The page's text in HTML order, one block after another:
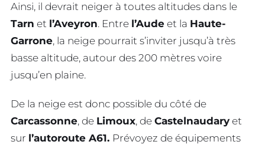
Ainsi, il devrait neiger à toutes altitudes dans le
Tarn et l’Aveyron. Entre l’Aude et la Haute-
Garrone, la neige pourrait s’inviter jusqu’à très
basse altitude, autour des 200 mètres voire
jusqu’en plaine.
De la neige est donc possible du côté de
Carcassonne, de Limoux, de Castelnaudary et
sur l’autoroute A61. Prévoyez de équipements